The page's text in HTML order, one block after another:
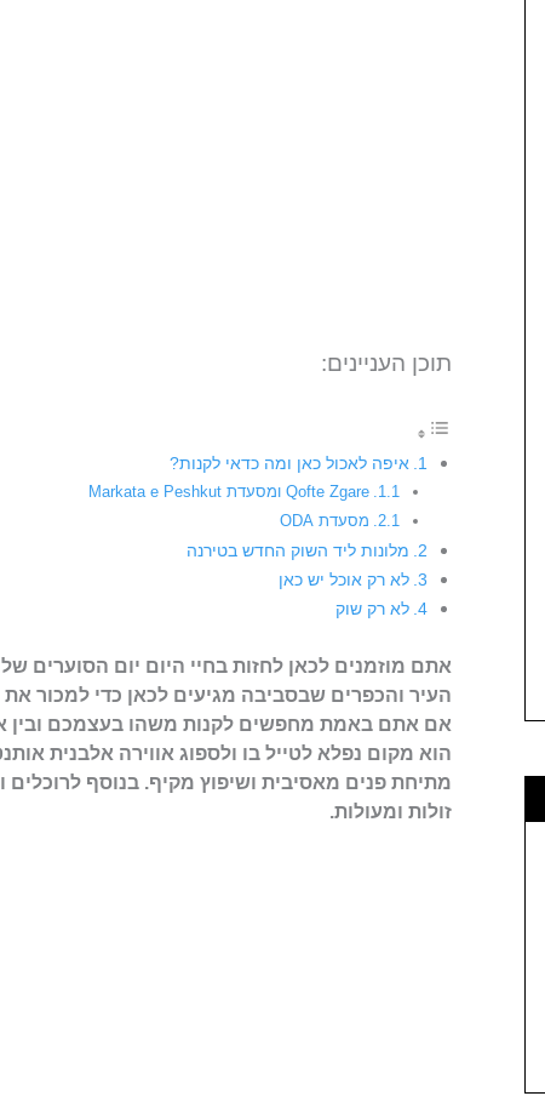
תוכן העניינים:
איפה לאכול כאן ומה כדאי לקנות?
Qofte Zgare ומסעדת Markata e Peshkut
מסעדת ODA
מלונות ליד השוק החדש בטירנה
לא רק אוכל יש כאן
לא רק שוק
אתם מוזמנים לכאן לחזות בחיי היום יום הסוערים של
העיר והכפרים שבסביבה מגיעים לכאן כדי למכור את
אם אתם באמת מחפשים לקנות משהו בעצמכם ובין
הוא מקום נפלא לטייל בו ולספוג אווירה אלבנית
מתיחת פנים מאסיבית ושיפוץ מקיף. בנוסף לרוכלים
זולות ומעולות.